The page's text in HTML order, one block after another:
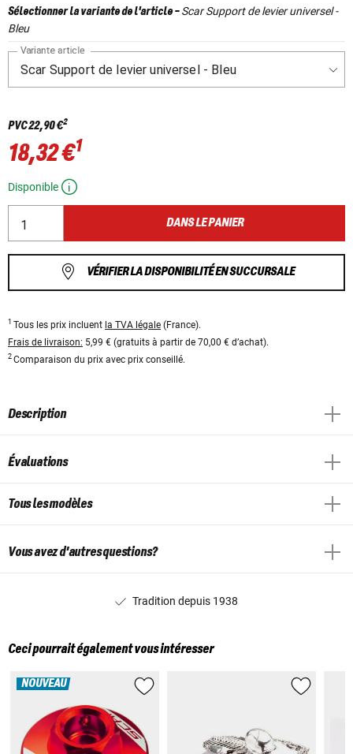
Sélectionner la variante de l'article-Scar Support de levier universel -
Bleu
Variante article
PVC22,90 €2
18,32 €1
Disponible
DANS LE PANIER
VÉRIFIER LA DISPONIBILITÉ EN SUCCURSALE
1 Tous les prix incluent la TVA légale (France).
Frais de livraison: 5,99 € (gratuits à partir de 70,00 € d’achat).
2 Comparaison du prix avec prix conseillé.
Description
Évaluations
Tous les modèles
Vous avez d'autres questions?
Tradition depuis 1938
Ceci pourrait également vous intéresser
NOUVEAU